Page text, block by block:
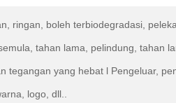
ringan, boleh terbiodegradasi,
tahan lama, pelindung, tahan
tegangan yang hebat l Pengeluar,
logo, dll..